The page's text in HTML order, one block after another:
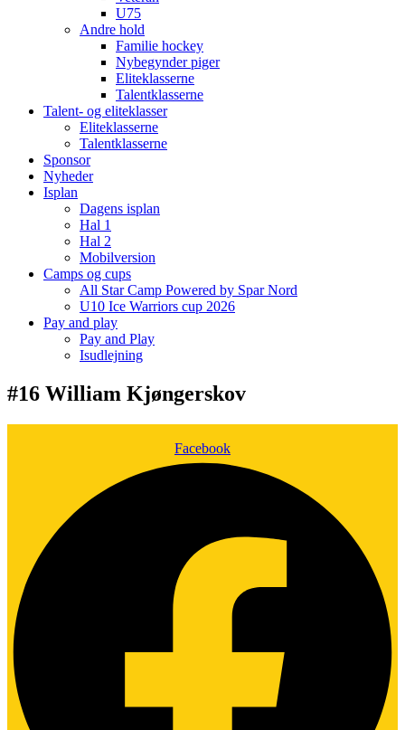
U75
Andre hold
Familie hockey
Nybegynder piger
Eliteklasserne
Talentklasserne
Talent- og eliteklasser
Eliteklasserne
Talentklasserne
Sponsor
Nyheder
Isplan
Dagens isplan
Hal 1
Hal 2
Mobilversion
Camps og cups
All Star Camp Powered by Spar Nord
U10 Ice Warriors cup 2026
Pay and play
Pay and Play
Isudlejning
#16 William Kjøngerskov
Facebook